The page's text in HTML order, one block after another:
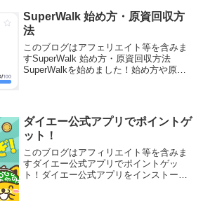
ど...
SuperWalk 始め方・原資回収方
法
このブログはアフェリエイト等を含みま
すSuperWalk 始め方・原資回収方法
SuperWalkを始めました！始め方や原資
ールま...
ダイエー公式アプリでポイントゲ
ット！
このブログはアフィリエイト等を含みま
すダイエー公式アプリでポイントゲッ
ト！ダイエー公式アプリをインストール